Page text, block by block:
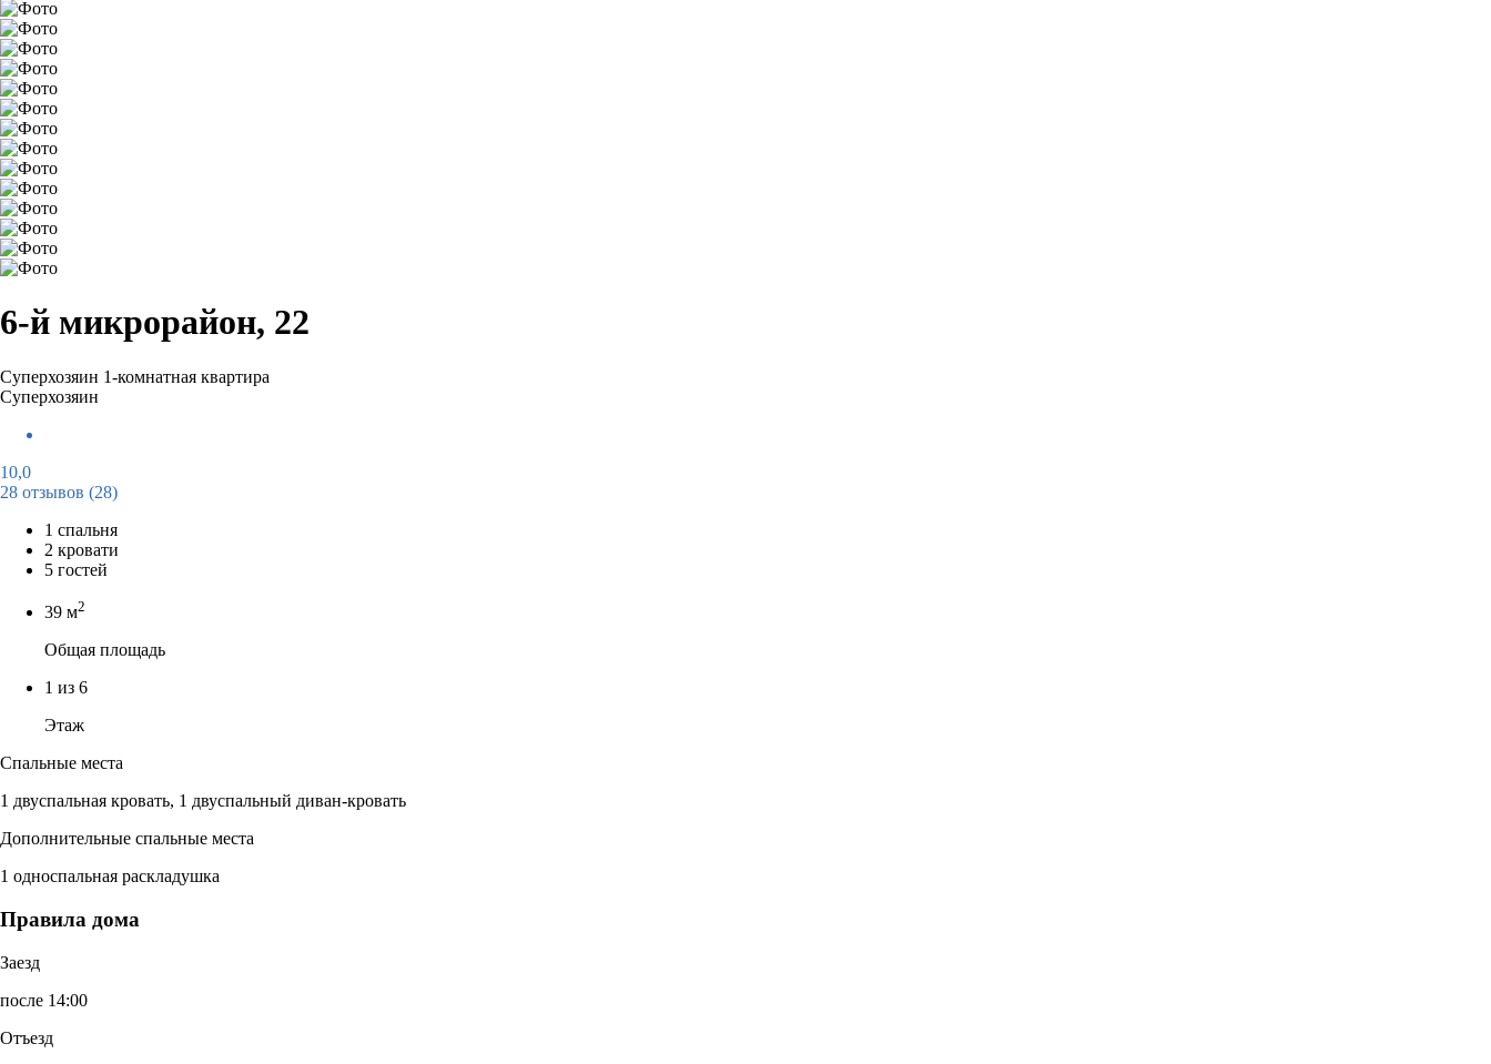
6-й микрорайон, 22
Суперхозяин 1-комнатная квартира
Суперхозяин
10,0
28 отзывов (28)
1 спальня
2 кровати
5 гостей
39 м2
Общая площадь
1 из 6
Этаж
Спальные места
1 двуспальная кровать, 1 двуспальный диван-кровать
Дополнительные спальные места
1 односпальная раскладушка
Правила дома
Заезд
после 14:00
Отъезд